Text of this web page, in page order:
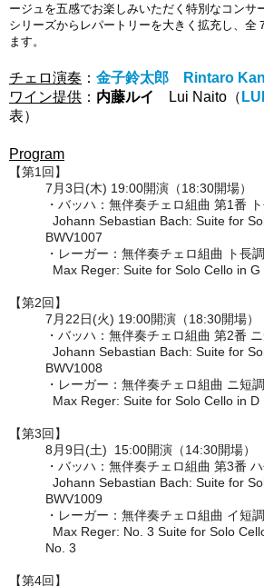
ージュを五感でお楽しみいただく特別なコンサ
シリーズから レパートリーを大きく拡充し、全
ます。
チェロ演奏 ： 金子鈴太郎 Rintaro
ワイン提供 ： 内藤ルイ Lui Naito （
表）
Program
【第1回】
7月3日(木) 19:00開演（18:30開場）
・バッハ：無伴奏チェロ組曲 第1番
Johann Sebastian Bach: Suite for
BWV1007
・レーガー：無伴奏チェロ組曲 ト長
Max Reger: Suite for Solo Cello in G
【第2回】
7月22日(火) 19:00開演 （18:30開場）
・バッハ：無伴奏チェロ組曲 第2番
Johann Sebastian Bach: Suite for
BWV1008
・レーガー：無伴奏チェロ組曲 ニ短
Max Reger: Suite for Solo Cello in
【第3回】
8月9日(土) 15:00開演 （14:30開場）
・バッハ：無伴奏チェロ組曲 第3番
Johann Sebastian Bach: Suite for
BWV1009
・レーガー：無伴奏チェロ組曲 イ短
Max Reger: No. 3 Suite for Solo
No. 3
【第4回】